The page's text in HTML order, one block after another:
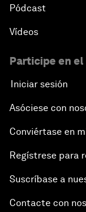
Pódcast
Vídeos
Participe en el
Iniciar sesión
Asóciese con
Conviértase en
Regístrese para
Suscríbase a
Contacte con